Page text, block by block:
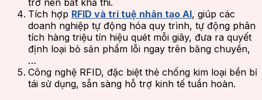
Tích hợp RFID và trí tuệ nhân tạo AI, giúp các
doanh nghiệp tự động hóa quy trình, tự động phân
tích hàng triệu tín hiệu quét mỗi giây, đưa ra quyết
định loại bỏ sản phẩm lỗi ngay trên băng chuyền,
…
Công nghệ RFID, đặc biệt thẻ chống kim loại bền bỉ
tái sử dụng, sẵn sàng hỗ trợ kinh tế tuần hoàn.